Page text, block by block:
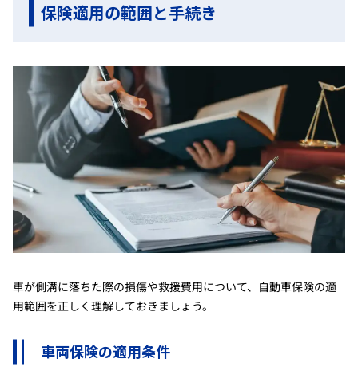
保険適用の範囲と手続き
車が側溝に落ちた際の損傷や救援費用について、自動車保険の適
用範囲を正しく理解しておきましょう。
車両保険の適用条件